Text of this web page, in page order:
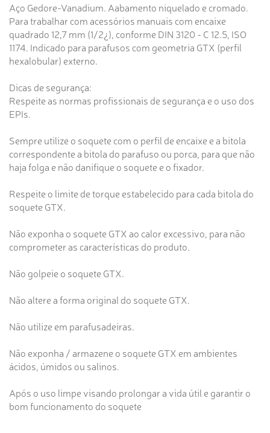
Aço Gedore-Vanadium. Aabamento niquelado e cromado.
Para trabalhar com acessórios manuais com encaixe
quadrado 12,7 mm (1/2¿), conforme DIN 3120 - C 12.5, ISO
1174. Indicado para parafusos com geometria GTX (perfil
hexalobular) externo.
Dicas de segurança:
Respeite as normas profissionais de segurança e o uso dos
EPIs.
Sempre utilize o soquete com o perfil de encaixe e a bitola
correspondente a bitola do parafuso ou porca, para que não
haja folga e não danifique o soquete e o fixador.
Respeite o limite de torque estabelecido para cada bitola do
soquete GTX.
Não exponha o soquete GTX ao calor excessivo, para não
comprometer as características do produto.
Não golpeie o soquete GTX.
Não altere a forma original do soquete GTX.
Não utilize em parafusadeiras.
Não exponha / armazene o soquete GTX em ambientes
ácidos, úmidos ou salinos.
Após o uso limpe visando prolongar a vida útil e garantir o
bom funcionamento do soquete